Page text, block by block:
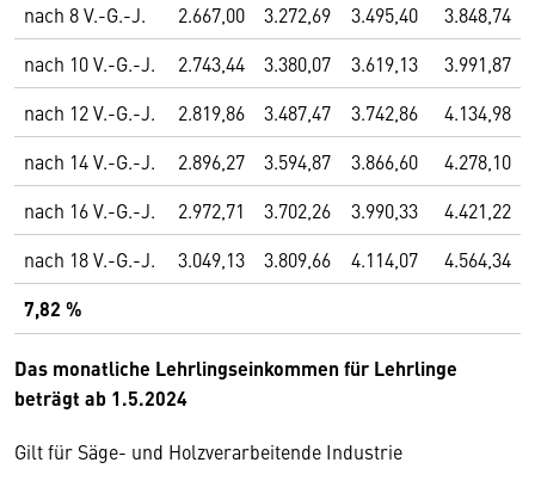
nach 8 V.-G.-J.
2.667,00 3.272,69 3.495,40
3.848,74
nach 10 V.-G.-J.
2.743,44 3.380,07 3.619,13
3.991,87
nach 12 V.-G.-J.
2.819,86 3.487,47 3.742,86
4.134,98
nach 14 V.-G.-J.
2.896,27 3.594,87 3.866,60
4.278,10
nach 16 V.-G.-J.
2.972,71 3.702,26 3.990,33
4.421,22
nach 18 V.-G.-J.
3.049,13 3.809,66 4.114,07 4.564,34
7,82 %
Das monatliche Lehrlingseinkommen für Lehrlinge
beträgt ab 1.5.2024
Gilt für Säge- und Holzverarbeitende Industrie